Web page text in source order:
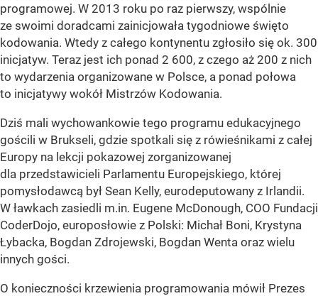
programowej. W 2013 roku po raz pierwszy, wspólnie
ze swoimi doradcami zainicjowała tygodniowe święto
kodowania. Wtedy z całego kontynentu zgłosiło się ok. 300
inicjatyw. Teraz jest ich ponad 2 600, z czego aż 200 z nich
to wydarzenia organizowane w Polsce, a ponad połowa
to inicjatywy wokół Mistrzów Kodowania.
Dziś mali wychowankowie tego programu edukacyjnego
gościli w Brukseli, gdzie spotkali się z rówieśnikami z całej
Europy na lekcji pokazowej zorganizowanej
dla przedstawicieli Parlamentu Europejskiego, której
pomysłodawcą był Sean Kelly, eurodeputowany z Irlandii.
W ławkach zasiedli m.in. Eugene McDonough, COO Fundacji
CoderDojo, europosłowie z Polski: Michał Boni, Krystyna
Łybacka, Bogdan Zdrojewski, Bogdan Wenta oraz wielu
innych gości.
O konieczności krzewienia programowania mówił Prezes